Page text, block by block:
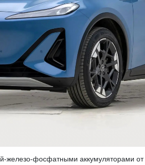
железо-фосфатными аккумуляторами